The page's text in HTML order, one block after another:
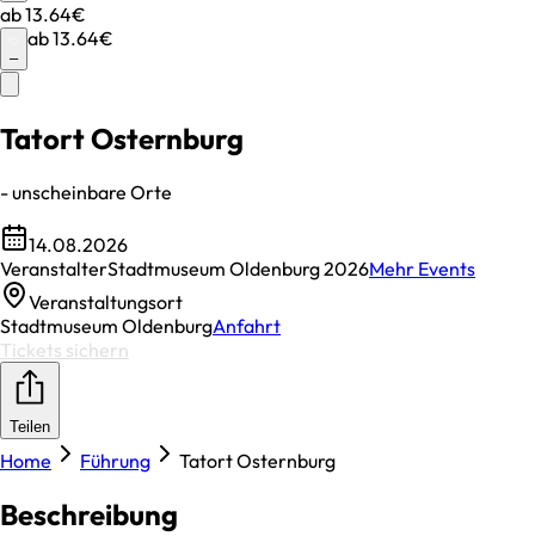
ab13.64€
–
ab13.64€
Tatort Osternburg
- unscheinbare Orte
14.08.2026
VeranstalterStadtmuseum Oldenburg 2026Mehr Events
Veranstaltungsort
Stadtmuseum OldenburgAnfahrt
Tickets sichern
Teilen
Home Führung Tatort Osternburg
Beschreibung